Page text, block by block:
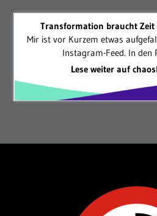
Transformation braucht
Mir ist vor Kurzem etwas
Instagram-Feed. In den
Lese weiter auf